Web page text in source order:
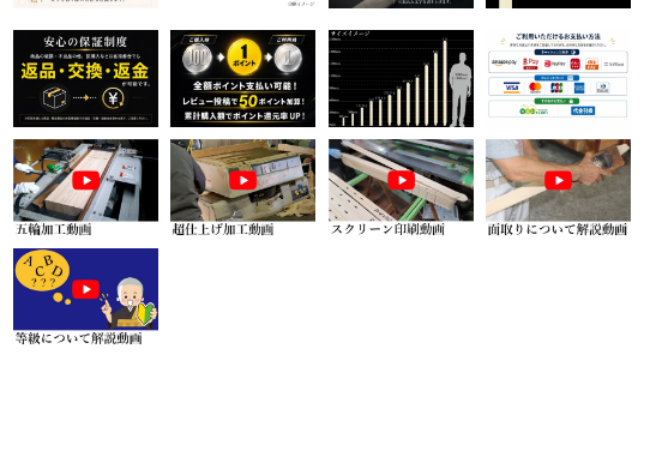
よみもの
ご購入履歴・再注文
プライバシーポリシー
特定商取引法について
お問い合わせ